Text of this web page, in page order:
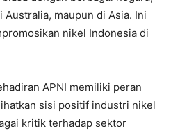
Australia, maupun di Asia. Ini
nikel Indonesia di
APNI memiliki peran
sisi positif industri nikel
kritik terhadap sektor